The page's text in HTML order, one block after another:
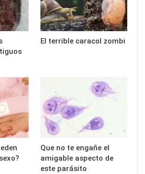
El terrible caracol zombi
Que no te engañe el
amigable aspecto de
este parásito